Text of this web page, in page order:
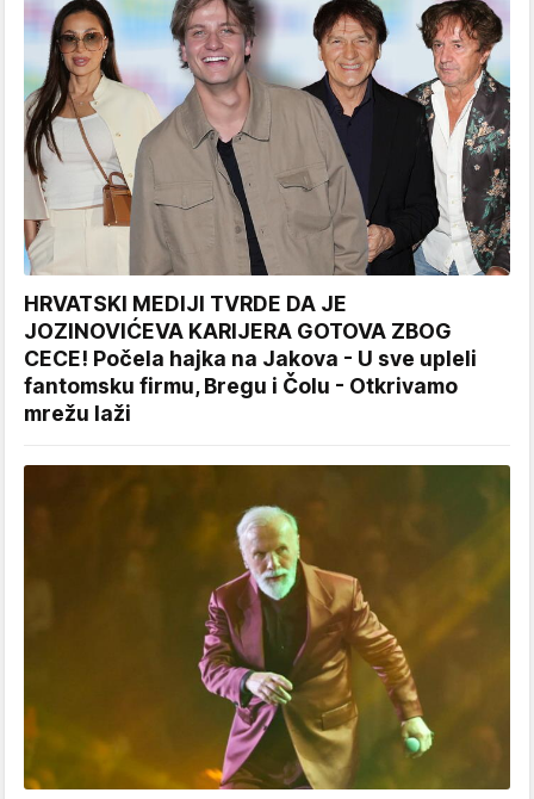
HRVATSKI MEDIJI TVRDE DA JE
JOZINOVIĆEVA KARIJERA GOTOVA ZBOG
CECE! Počela hajka na Jakova - U sve upleli
fantomsku firmu, Bregu i Čolu - Otkrivamo
mrežu laži